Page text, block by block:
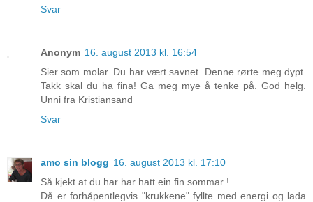
Svar
Anonym 16. august 2013 kl. 16:54
Sier som molar. Du har vært savnet. Denne rørte meg dypt.
Takk skal du ha fina! Ga meg mye å tenke på. God helg.
Unni fra Kristiansand
Svar
amo sin blogg 16. august 2013 kl. 17:10
Så kjekt at du har har hatt ein fin sommar !
Då er forhåpentlegvis "krukkene" fyllte med energi og lada